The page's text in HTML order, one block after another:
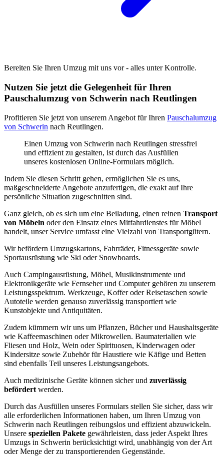
Bereiten Sie Ihren Umzug mit uns vor - alles unter Kontrolle.
Nutzen Sie jetzt die Gelegenheit für Ihren
Pauschalumzug von Schwerin nach Reutlingen
Profitieren Sie jetzt von unserem Angebot für Ihren Pauschalumzug
von Schwerin nach Reutlingen.
Einen Umzug von Schwerin nach Reutlingen stressfrei
und effizient zu gestalten, ist durch das Ausfüllen
unseres kostenlosen Online-Formulars möglich.
Indem Sie diesen Schritt gehen, ermöglichen Sie es uns,
maßgeschneiderte Angebote anzufertigen, die exakt auf Ihre
persönliche Situation zugeschnitten sind.
Ganz gleich, ob es sich um eine Beiladung, einen reinen Transport
von Möbeln oder den Einsatz eines Mitfahrdienstes für Möbel
handelt, unser Service umfasst eine Vielzahl von Transportgütern.
Wir befördern Umzugskartons, Fahrräder, Fitnessgeräte sowie
Sportausrüstung wie Ski oder Snowboards.
Auch Campingausrüstung, Möbel, Musikinstrumente und
Elektronikgeräte wie Fernseher und Computer gehören zu unserem
Leistungsspektrum. Werkzeuge, Koffer oder Reisetaschen sowie
Autoteile werden genauso zuverlässig transportiert wie
Kunstobjekte und Antiquitäten.
Zudem kümmern wir uns um Pflanzen, Bücher und Haushaltsgeräte
wie Kaffeemaschinen oder Mikrowellen. Baumaterialien wie
Fliesen und Holz, Wein oder Spirituosen, Kinderwagen oder
Kindersitze sowie Zubehör für Haustiere wie Käfige und Betten
sind ebenfalls Teil unseres Leistungsangebots.
Auch medizinische Geräte können sicher und zuverlässig
befördert werden.
Durch das Ausfüllen unseres Formulars stellen Sie sicher, dass wir
alle erforderlichen Informationen haben, um Ihren Umzug von
Schwerin nach Reutlingen reibungslos und effizient abzuwickeln.
Unsere speziellen Pakete gewährleisten, dass jeder Aspekt Ihres
Umzugs in Schwerin berücksichtigt wird, unabhängig von der Art
oder Menge der zu transportierenden Gegenstände.